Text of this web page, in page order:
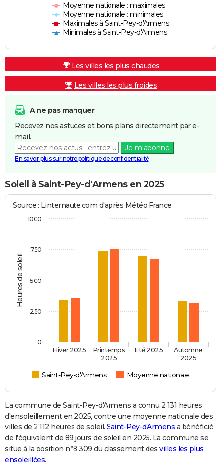
Moyenne nationale : maximales
Moyenne nationale : minimales
Maximales à Saint-Pey-d'Armens
Minimales à Saint-Pey-d'Armens
Les villes les plus chaudes
Les villes les plus froides
A ne pas manquer
Recevez nos astuces et bons plans directement par e-
mail.
Je m'abonne
En savoir plus sur notre politique de confidentialité
Soleil à Saint-Pey-d'Armens en 2025
Heures de soleil
Source : Linternaute.com d'après Météo France
Saint-Pey-d'Armens Moyenne nationale
Hiver 2025
Printemps
2025
Eté 2025
Automne
2025
0
250
500
750
1000
La commune de Saint-Pey-d'Armens a connu 2 131 heures
d'ensoleillement en 2025, contre une moyenne nationale des
villes de 2 112 heures de soleil. Saint-Pey-d'Armens a bénéficié
de l'équivalent de 89 jours de soleil en 2025. La commune se
situe à la position n°8 309 du classement des villes les plus
ensoleillées.